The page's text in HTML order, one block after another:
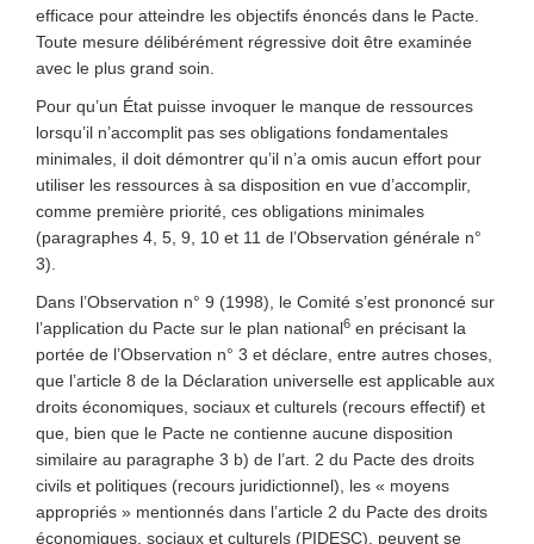
efficace pour atteindre les objectifs énoncés dans le Pacte.
Toute mesure délibérément régressive doit être examinée
avec le plus grand soin.
Pour qu’un État puisse invoquer le manque de ressources
lorsqu’il n’accomplit pas ses obligations fondamentales
minimales, il doit démontrer qu’il n’a omis aucun effort pour
utiliser les ressources à sa disposition en vue d’accomplir,
comme première priorité, ces obligations minimales
(paragraphes 4, 5, 9, 10 et 11 de l’Observation générale n°
3).
Dans l’Observation n° 9 (1998), le Comité s’est prononcé sur
l’application du Pacte sur le plan national6 en précisant la
portée de l’Observation n° 3 et déclare, entre autres choses,
que l’article 8 de la Déclaration universelle est applicable aux
droits économiques, sociaux et culturels (recours effectif) et
que, bien que le Pacte ne contienne aucune disposition
similaire au paragraphe 3 b) de l’art. 2 du Pacte des droits
civils et politiques (recours juridictionnel), les « moyens
appropriés » mentionnés dans l’article 2 du Pacte des droits
économiques, sociaux et culturels (PIDESC), peuvent se